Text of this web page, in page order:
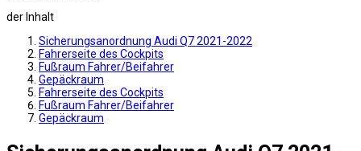
der Inhalt
Sicherungsanordnung Audi Q7 2021-2022
Fahrerseite des Cockpits
Fußraum Fahrer/Beifahrer
Gepäckraum
Fahrerseite des Cockpits
Fußraum Fahrer/Beifahrer
Gepäckraum